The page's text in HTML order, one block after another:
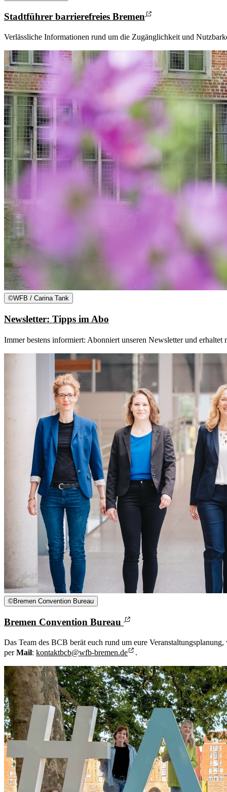
Stadtführer barrierefreies Bremen
Verlässliche Informationen rund um die Zugänglichkeit und
©WFB / Carina Tank
Newsletter: Tipps im Abo
Immer bestens informiert: Abonniert unseren Newsletter und
©Bremen Convention Bureau
Bremen Convention Bureau
Das Team des BCB berät euch rund um eure
perMail: kontaktbcb@wfb-bremen.de .